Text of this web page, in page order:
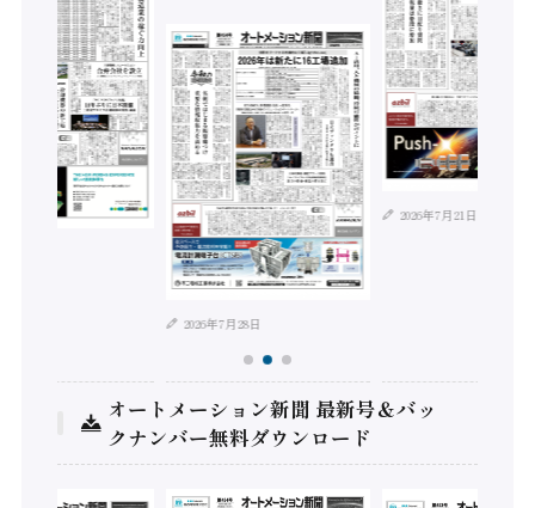
2026年7月28日
2026年7月21日
オートメーション新聞 最新号＆バッ
クナンバー無料ダウンロード